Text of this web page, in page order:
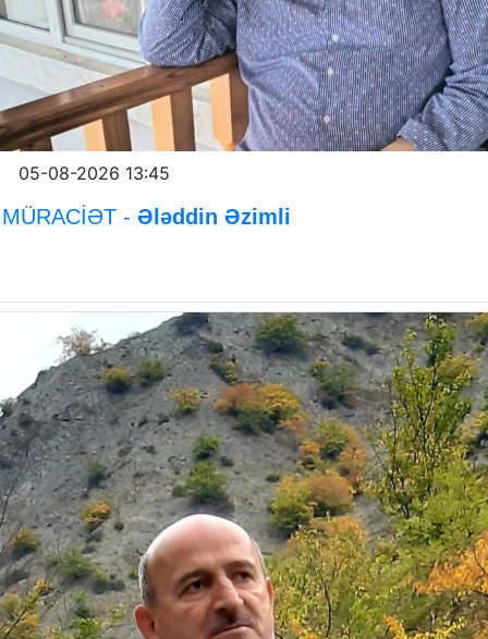
05-08-2026 13:45
MÜRACİƏT - Ələddin Əzimli